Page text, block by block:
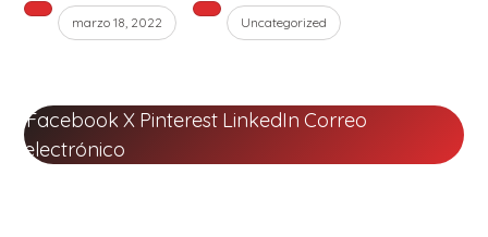
marzo 18, 2022 Uncategorized
FacebookX Pinterest LinkedIn Correo
electrónico